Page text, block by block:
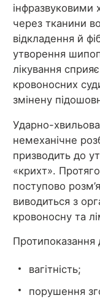
через тканини
відкладення й
утворення
лікування
кровоносних
змінену
Ударно-
немеханічне
призводить до
«крихт».
поступово
виводиться з
кровоносну та
Протипоказання
вагітність;
порушення